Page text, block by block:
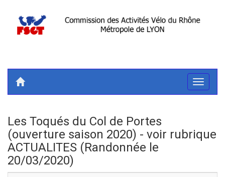
Toggle
Les Toqués du Col de Portes
(ouverture saison 2020) - voir rubrique
ACTUALITES (Randonnée le
20/03/2020)